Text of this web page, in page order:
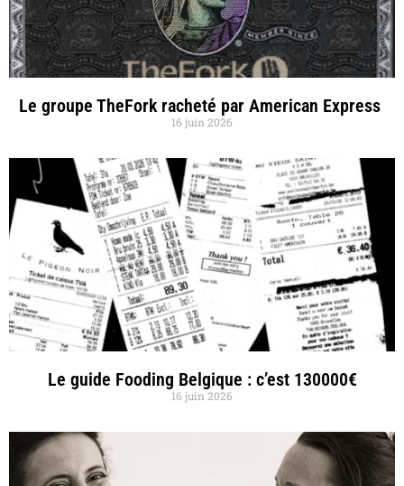
Le groupe TheFork racheté par American Express
16 juin 2026
Le guide Fooding Belgique : c’est 130000€
16 juin 2026